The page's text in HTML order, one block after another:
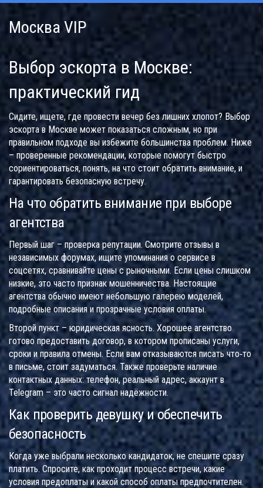
Москва VIP
Выбор эскорта в Москве:
практический гид
Сидите, ищете, где провести вечер без лишних хлопот? Выбор
эскорта в Москве может показаться сложным, но при
правильном подходе вы избежите большинства проблем. Ниже
– проверенные рекомендации, которые помогут быстро
сориентироваться, понять, на что стоит обратить внимание, и
гарантировать безопасную встречу.
На что обратить внимание при выборе
агентства
Первый шаг – проверка репутации. Смотрите отзывы в
независимых форумах, ищите упоминания о сервисе в
соцсетях, сравнивайте цены с рыночными. Если цены слишком
низкие, это часто признак мошенничества. Настоящие
агентства обычно имеют небольшую галерею моделей,
подробные описания и прозрачные условия оплаты.
Второй пункт – юридическая ясность. Хорошее агентство
готово предоставить договор, в котором прописаны услуги,
сроки и правила отмены. Если вам отказываются писать что‑то
в письме, стоит задуматься. Также проверьте наличие
контактных данных: телефон, реальный адрес, аккаунт в
Telegram – это часто сигнал надёжности.
Как проверить девушку и обеспечить
безопасность
Когда уже выбрали несколько кандидаток, не спешите сразу
платить. Спросите, как проходит процесс встречи, какие
условия предоплаты и какой способ оплаты предпочтителен.